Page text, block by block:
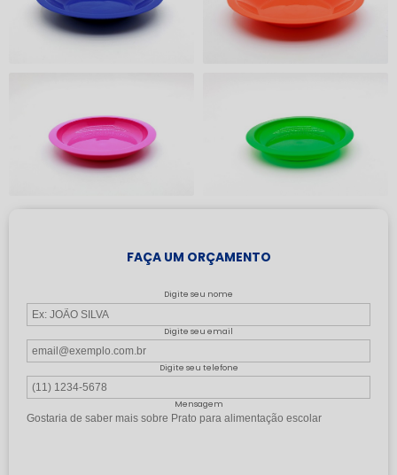
FAÇA UM ORÇAMENTO
Digite seu nome
Digite seu email
Digite seu telefone
Mensagem